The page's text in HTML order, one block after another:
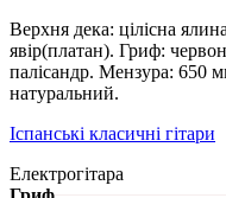
Верхня дека: цілісна
явір(платан). Гриф:
палісандр. Мензура: 650
натуральний.
Іспанські класичні гітари
Електрогітара